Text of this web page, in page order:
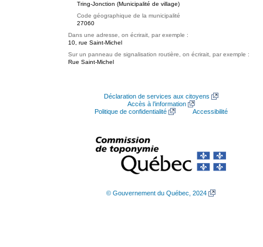
Tring-Jonction (Municipalité de village)
Code géographique de la municipalité
27060
Dans une adresse, on écrirait, par exemple :
10, rue Saint-Michel
Sur un panneau de signalisation routière, on écrirait, par exemple :
Rue Saint-Michel
Déclaration de services aux citoyens
Accès à l’information
Politique de confidentialité
Accessibilité
© Gouvernement du Québec, 2024